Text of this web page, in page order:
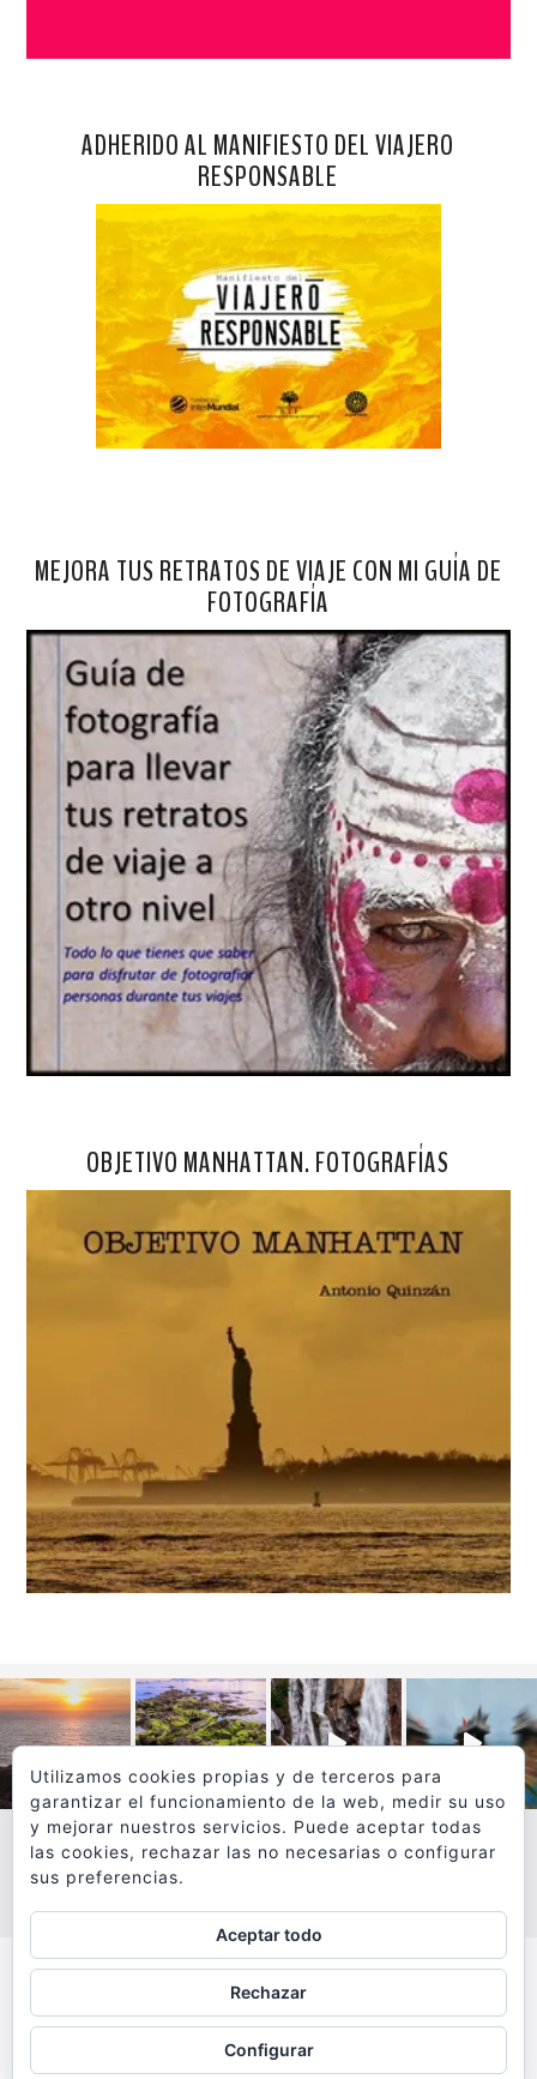
ADHERIDO AL MANIFIESTO DEL VIAJERO
RESPONSABLE
MEJORA TUS RETRATOS DE VIAJE CON MI GUÍA DE
FOTOGRAFÍA
OBJETIVO MANHATTAN. FOTOGRAFÍAS
VER MÁS
Todos los textos y fotografías de
www.viajesyfotografia.comson propiedad de su autor
y están protegidos por © Copyright
Utilizamos cookies propias y de terceros para
garantizar el funcionamiento de la web, medir su uso
y mejorar nuestros servicios. Puede aceptar todas
las cookies, rechazar las no necesarias o configurar
sus preferencias.
Aceptar todo
Rechazar
Configurar